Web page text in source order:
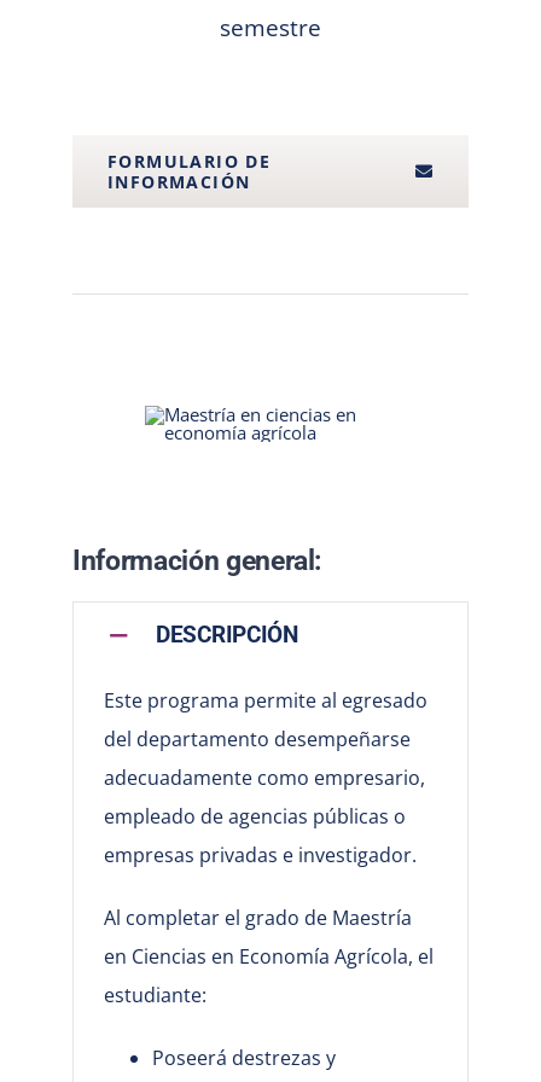
semestre
FORMULARIO DE
INFORMACIÓN
Información general:
DESCRIPCIÓN
Este programa permite al egresado
del departamento desempeñarse
adecuadamente como empresario,
empleado de agencias públicas o
empresas privadas e investigador.
Al completar el grado de Maestría
en Ciencias en Economía Agrícola, el
estudiante:
Poseerá destrezas y